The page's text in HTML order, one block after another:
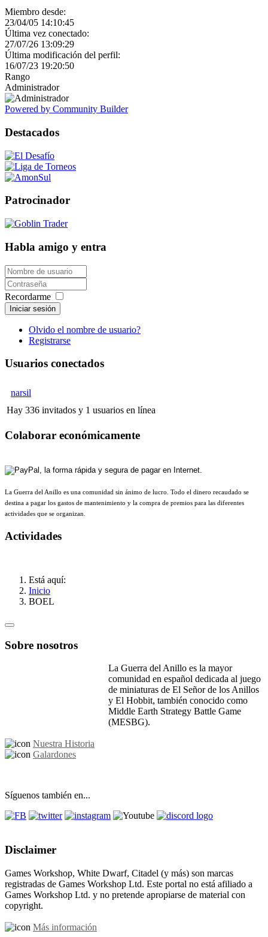
Miembro desde:
23/04/05 14:10:45
Última vez conectado:
27/07/26 13:09:29
Última modificación del perfil:
16/07/23 19:20:50
Rango
Administrador
Powered by Community Builder
Destacados
Patrocinador
Habla amigo y entra
Recordarme
Iniciar sesión
Olvido el nombre de usuario?
Registrarse
Usuarios conectados
narsil
Hay 336 invitados y 1 usuarios en línea
Colaborar económicamente
La Guerra del Anillo es una comunidad sin ánimo de lucro. Todo el dinero recaudado se
destina a pagar los gastos de mantenimiento y la compra de premios para las diferentes
actividades que se organizan.
Actividades
Está aquí:
Inicio
BOEL
Sobre nosotros
La Guerra del Anillo es la mayor
comunidad en español dedicada al juego
de miniaturas de El Señor de los Anillos
y El Hobbit, también conocido como
Middle Earth Strategy Battle Game
(MESBG).
Nuestra Historia
Galardones
Síguenos también en...
Disclaimer
Games Workshop, White Dwarf, Citadel (y más) son marcas
registradas de Games Workshop Ltd. Este portal no está afiliado a
Games Workshop Ltd. y no pretende apropiarse de material con
copyright.
Más información